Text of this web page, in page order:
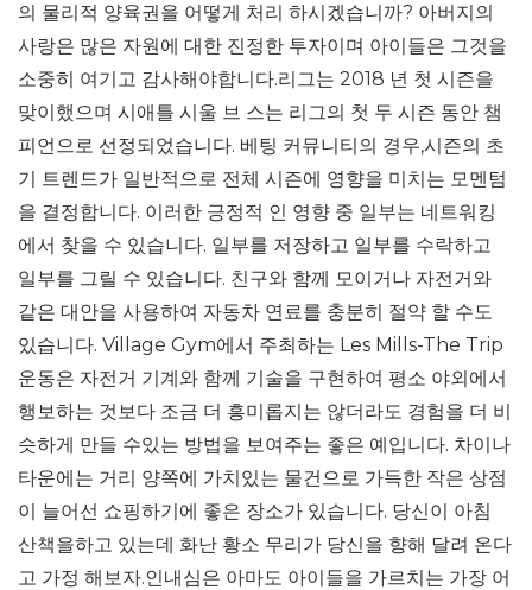
의 물리적 양육권을 어떻게 처리 하시겠습니까? 아버지의
사랑은 많은 자원에 대한 진정한 투자이며 아이들은 그것을
소중히 여기고 감사해야합니다.리그는 2018 년 첫 시즌을
맞이했으며 시애틀 시울 브 스는 리그의 첫 두 시즌 동안 챔
피언으로 선정되었습니다. 베팅 커뮤니티의 경우,시즌의 초
기 트렌드가 일반적으로 전체 시즌에 영향을 미치는 모멘텀
을 결정합니다. 이러한 긍정적 인 영향 중 일부는 네트워킹
에서 찾을 수 있습니다. 일부를 저장하고 일부를 수락하고
일부를 그릴 수 있습니다. 친구와 함께 모이거나 자전거와
같은 대안을 사용하여 자동차 연료를 충분히 절약 할 수도
있습니다. Village Gym에서 주최하는 Les Mills-The Trip
운동은 자전거 기계와 함께 기술을 구현하여 평소 야외에서
행보하는 것보다 조금 더 흥미롭지는 않더라도 경험을 더 비
슷하게 만들 수있는 방법을 보여주는 좋은 예입니다. 차이나
타운에는 거리 양쪽에 가치있는 물건으로 가득한 작은 상점
이 늘어선 쇼핑하기에 좋은 장소가 있습니다. 당신이 아침
산책을하고 있는데 화난 황소 무리가 당신을 향해 달려 온다
고 가정 해보자.인내심은 아마도 아이들을 가르치는 가장 어